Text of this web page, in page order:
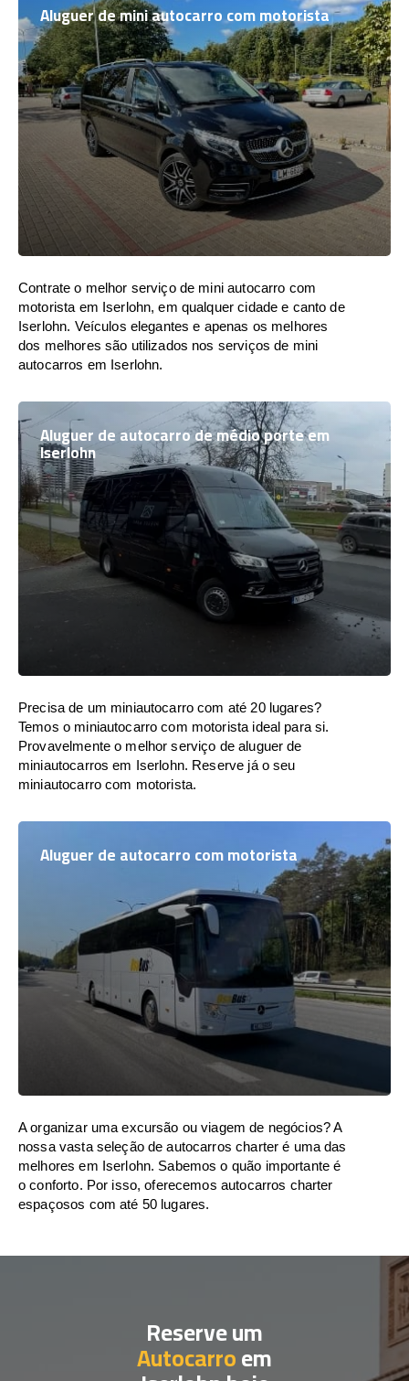
Aluguer de mini autocarro com motorista
Contrate o melhor serviço de mini autocarro com
motorista em Iserlohn, em qualquer cidade e canto de
Iserlohn. Veículos elegantes e apenas os melhores
dos melhores são utilizados nos serviços de mini
autocarros em Iserlohn.
Aluguer de autocarro de médio porte em
Iserlohn
Precisa de um miniautocarro com até 20 lugares?
Temos o miniautocarro com motorista ideal para si.
Provavelmente o melhor serviço de aluguer de
miniautocarros em Iserlohn. Reserve já o seu
miniautocarro com motorista.
Aluguer de autocarro com motorista
A organizar uma excursão ou viagem de negócios? A
nossa vasta seleção de autocarros charter é uma das
melhores em Iserlohn. Sabemos o quão importante é
o conforto. Por isso, oferecemos autocarros charter
espaçosos com até 50 lugares.
Reserve um
Autocarroem